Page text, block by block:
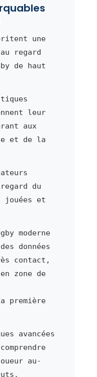
une
regard
de haut
leur
aux
et de la
du
jouées et
moderne
données
contact,
zone de
première
avancées
au-